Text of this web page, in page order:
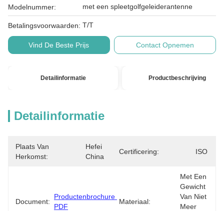
Modelnummer: met een spleetgolfgeleiderantenne
Betalingsvoorwaarden: T/T
Vind De Beste Prijs Contact Opnemen
Detailinformatie Productbeschrijving
Detailinformatie
Plaats Van
Herkomst:
Hefei
China
Certificering: ISO
Document:
Productenbrochure
PDF
Materiaal:
Met Een
Gewicht
Van Niet
Meer